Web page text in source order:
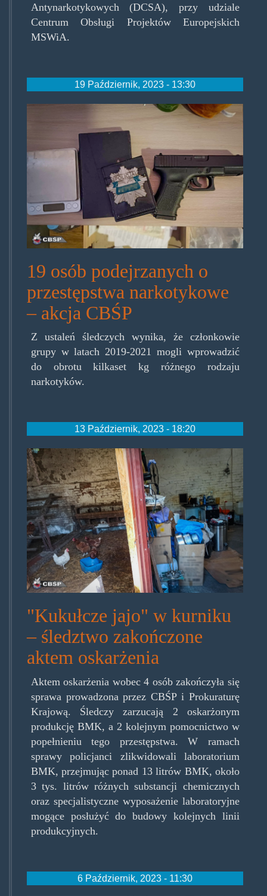
Antynarkotykowych (DCSA), przy udziale
Centrum Obsługi Projektów Europejskich
MSWiA.
19 Październik, 2023 - 13:30
414953.jpg
19 osób podejrzanych o
przestępstwa narkotykowe
– akcja CBŚP
Z ustaleń śledczych wynika, że członkowie
grupy w latach 2019-2021 mogli wprowadzić
do obrotu kilkaset kg różnego rodzaju
narkotyków.
13 Październik, 2023 - 18:20
spidkurnik.jpg
"Kukułcze jajo" w kurniku
– śledztwo zakończone
aktem oskarżenia
Aktem oskarżenia wobec 4 osób zakończyła się
sprawa prowadzona przez CBŚP i Prokuraturę
Krajową. Śledczy zarzucają 2 oskarżonym
produkcję BMK, a 2 kolejnym pomocnictwo w
popełnieniu tego przestępstwa. W ramach
sprawy policjanci zlikwidowali laboratorium
BMK, przejmując ponad 13 litrów BMK, około
3 tys. litrów różnych substancji chemicznych
oraz specjalistyczne wyposażenie laboratoryjne
mogące posłużyć do budowy kolejnych linii
produkcyjnych.
6 Październik, 2023 - 11:30